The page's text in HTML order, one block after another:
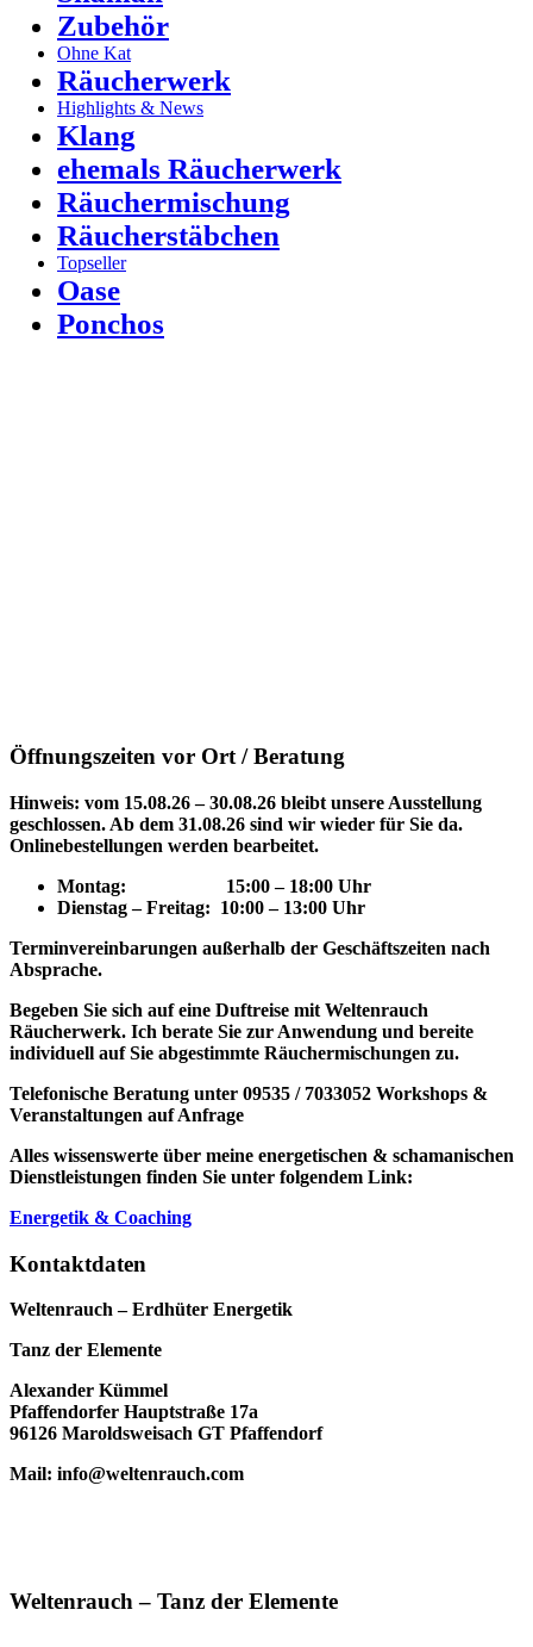
Zubehör
Ohne Kat
Räucherwerk
Highlights & News
Klang
ehemals Räucherwerk
Räuchermischung
Räucherstäbchen
Topseller
Oase
Ponchos
Öffnungszeiten vor Ort / Beratung
Hinweis: vom 15.08.26 – 30.08.26 bleibt unsere Ausstellung
geschlossen. Ab dem 31.08.26 sind wir wieder für Sie da.
Onlinebestellungen werden bearbeitet.
Montag: 15:00 – 18:00 Uhr
Dienstag – Freitag: 10:00 – 13:00 Uhr
Terminvereinbarungen außerhalb der Geschäftszeiten nach
Absprache.
Begeben Sie sich auf eine Duftreise mit Weltenrauch
Räucherwerk. Ich berate Sie zur Anwendung und bereite
individuell auf Sie abgestimmte Räuchermischungen zu.
Telefonische Beratung unter 09535 / 7033052 Workshops &
Veranstaltungen auf Anfrage
Alles wissenswerte über meine energetischen & schamanischen
Dienstleistungen finden Sie unter folgendem Link:
Energetik & Coaching
Kontaktdaten
Weltenrauch – Erdhüter Energetik
Tanz der Elemente
Alexander Kümmel
Pfaffendorfer Hauptstraße 17a
96126 Maroldsweisach GT Pfaffendorf
Mail: info@weltenrauch.com
Weltenrauch – Tanz der Elemente